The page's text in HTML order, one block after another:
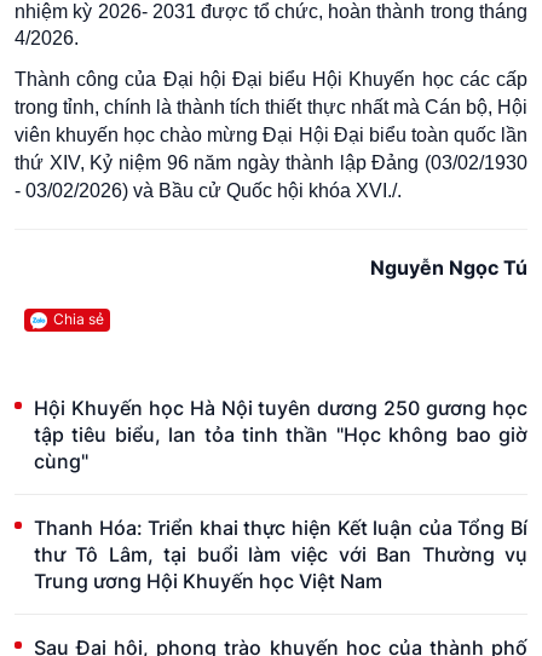
nhiệm kỳ 2026- 2031 được tổ chức, hoàn thành trong tháng
4/2026.
Thành công của Đại hội Đại biểu Hội Khuyến học các cấp
trong tỉnh, chính là thành tích thiết thực nhất mà Cán bộ, Hội
viên khuyến học chào mừng Đại Hội Đại biểu toàn quốc lần
thứ XIV, Kỷ niệm 96 năm ngày thành lập Đảng (03/02/1930
- 03/02/2026) và Bầu cử Quốc hội khóa XVI./.
Nguyễn Ngọc Tú
Chia sẻ
Hội Khuyến học Hà Nội tuyên dương 250 gương học
tập tiêu biểu, lan tỏa tinh thần "Học không bao giờ
cùng"
Thanh Hóa: Triển khai thực hiện Kết luận của Tổng Bí
thư Tô Lâm, tại buổi làm việc với Ban Thường vụ
Trung ương Hội Khuyến học Việt Nam
Sau Đại hội, phong trào khuyến học của thành phố